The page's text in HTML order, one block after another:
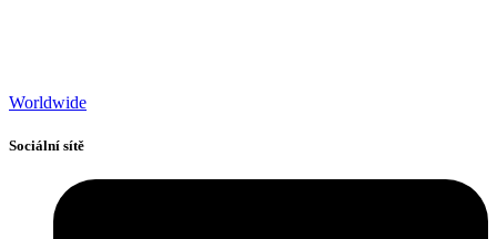
Worldwide
Sociální sítě